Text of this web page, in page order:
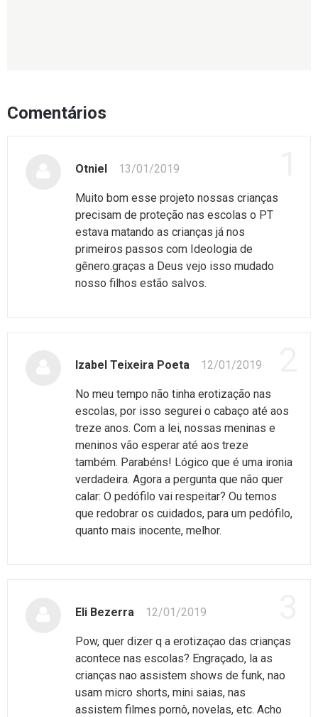
Comentários
Otniel 13/01/2019
Muito bom esse projeto nossas crianças
precisam de proteção nas escolas o PT
estava matando as crianças já nos
primeiros passos com Ideologia de
gênero.graças a Deus vejo isso mudado
nosso filhos estão salvos.
Izabel Teixeira Poeta 12/01/2019
No meu tempo não tinha erotização nas
escolas, por isso segurei o cabaço até aos
treze anos. Com a lei, nossas meninas e
meninos vão esperar até aos treze
também. Parabéns! Lógico que é uma ironia
verdadeira. Agora a pergunta que não quer
calar: O pedófilo vai respeitar? Ou temos
que redobrar os cuidados, para um pedófilo,
quanto mais inocente, melhor.
Eli Bezerra 12/01/2019
Pow, quer dizer q a erotizaçao das crianças
acontece nas escolas? Engraçado, la as
crianças nao assistem shows de funk, nao
usam micro shorts, mini saias, nas
assistem filmes pornô, novelas, etc. Acho